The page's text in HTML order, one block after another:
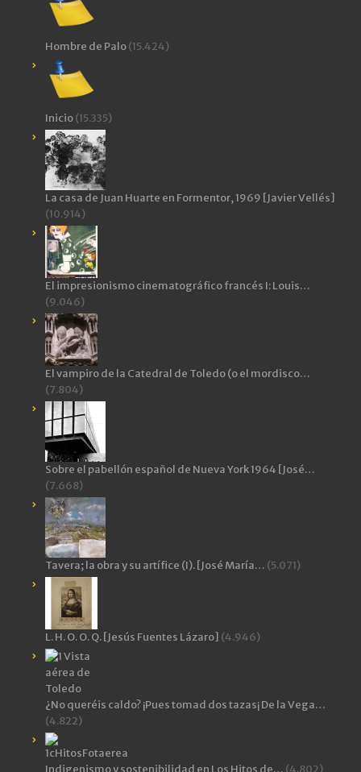
Hombre de Palo(15.424)
Inicio(15.335)
La casa de Juan Huarte en Formentor, 1969 [Javier Vellés]
(10.914)
El impresionismo cinematográfico francés I: Louis…
(9.046)
El vampiro de la Catedral de Toledo (o el mordisco…
(7.804)
Sobre el pabellón español de Nueva York 1964 [José…
(7.668)
Tavera; la obra y su artífice (I). [José María… (5.071)
L. H. O. O. Q. [Jesús Fuentes Lázaro] (4.946)
¿No queréis caldo? ¡Pues tomad dos tazas¡ De la Vega…
(4.822)
Indigenismo y sostenibilidad en Los Hitos de… (4.802)